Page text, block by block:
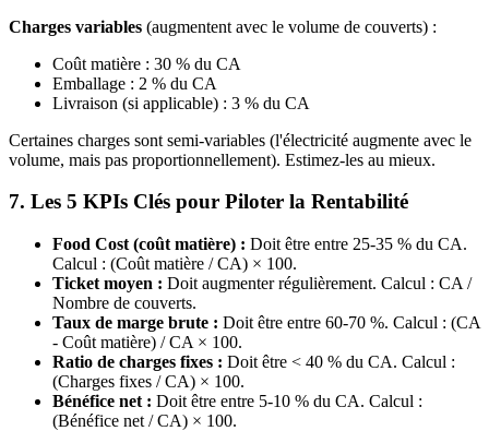
Charges variables (augmentent avec le volume de couverts) :
Coût matière : 30 % du CA
Emballage : 2 % du CA
Livraison (si applicable) : 3 % du CA
Certaines charges sont semi-variables (l'électricité augmente avec le
volume, mais pas proportionnellement). Estimez-les au mieux.
7. Les 5 KPIs Clés pour Piloter la Rentabilité
Food Cost (coût matière) : Doit être entre 25-35 % du CA.
Calcul : (Coût matière / CA) × 100.
Ticket moyen : Doit augmenter régulièrement. Calcul : CA /
Nombre de couverts.
Taux de marge brute : Doit être entre 60-70 %. Calcul : (CA
- Coût matière) / CA × 100.
Ratio de charges fixes : Doit être < 40 % du CA. Calcul :
(Charges fixes / CA) × 100.
Bénéfice net : Doit être entre 5-10 % du CA. Calcul :
(Bénéfice net / CA) × 100.